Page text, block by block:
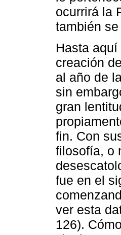
ocurrirá la
también
Hasta
creación
al año de
sin
gran
fin. Con
filosofía, o
fue en el
ver esta
126).